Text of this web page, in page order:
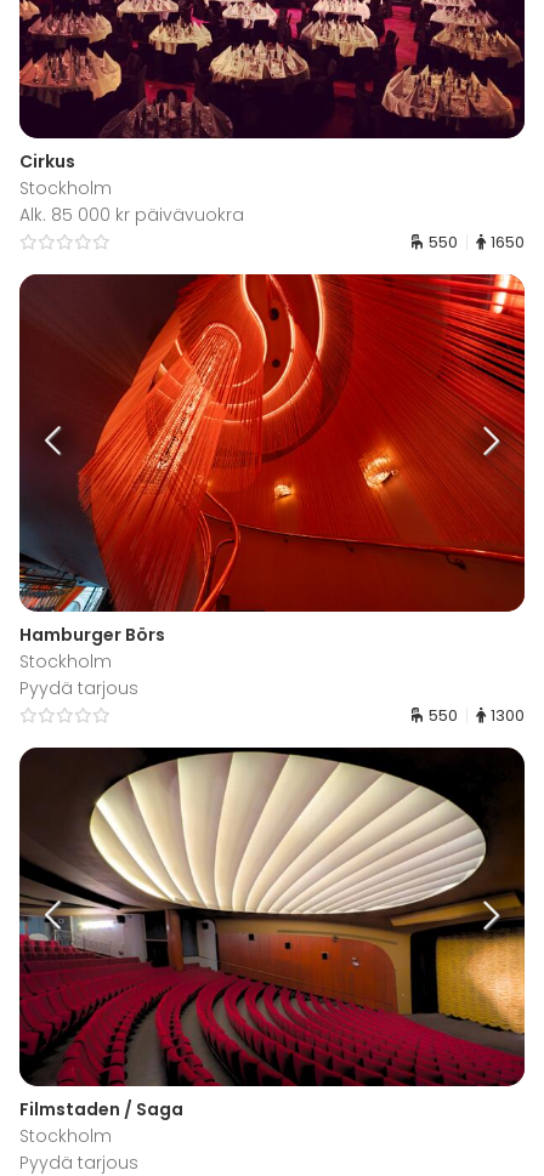
Cirkus
Stockholm
Alk. 85 000 kr päivävuokra
550 1650
Hamburger Börs
Stockholm
Pyydä tarjous
550 1300
Filmstaden / Saga
Stockholm
Pyydä tarjous